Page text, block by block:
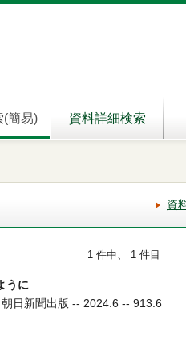
(簡易) 資料詳細検索
資
1 件中、 1 件目
うに
日新聞出版 -- 2024.6 -- 913.6